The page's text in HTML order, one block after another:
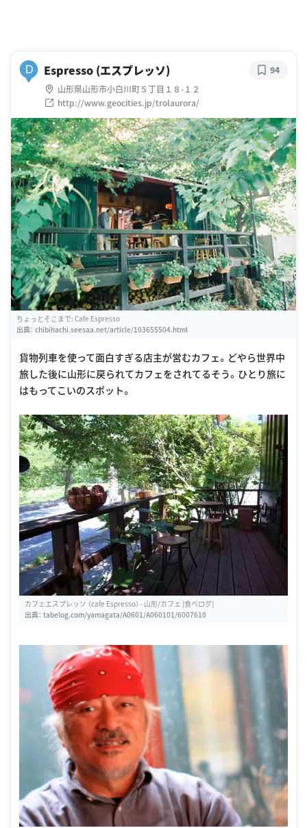
D Espresso (エスプレッソ)
山形県山形市小白川町５丁目１８-１２
http://www.geocities.jp/trolaurora/
94
ちょっとそこまで: Cafe Espresso
出典： chibihachi.seesaa.net/article/103655504.html
貨物列車を使って面白すぎる店主が営むカフェ。どやら世界中
旅した後に山形に戻られてカフェをされてるそう。ひとり旅に
はもってこいのスポット。
カフェエスプレッソ （cafe Espresso） - 山形/カフェ [食べログ]
出典： tabelog.com/yamagata/A0601/A060101/6007610